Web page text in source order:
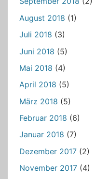
August 2018 (1)
Juli 2018 (3)
Juni 2018 (5)
Mai 2018 (4)
April 2018 (5)
März 2018 (5)
Februar 2018 (6)
Januar 2018 (7)
Dezember 2017 (2)
November 2017 (4)